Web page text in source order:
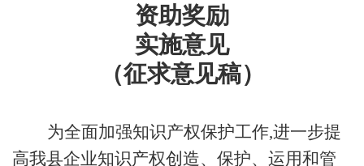
资助奖励
实施意见
（征求意见稿）
为全面加强知识产权保护工作,进一步提
高我县企业知识产权创造、保护、运用和管